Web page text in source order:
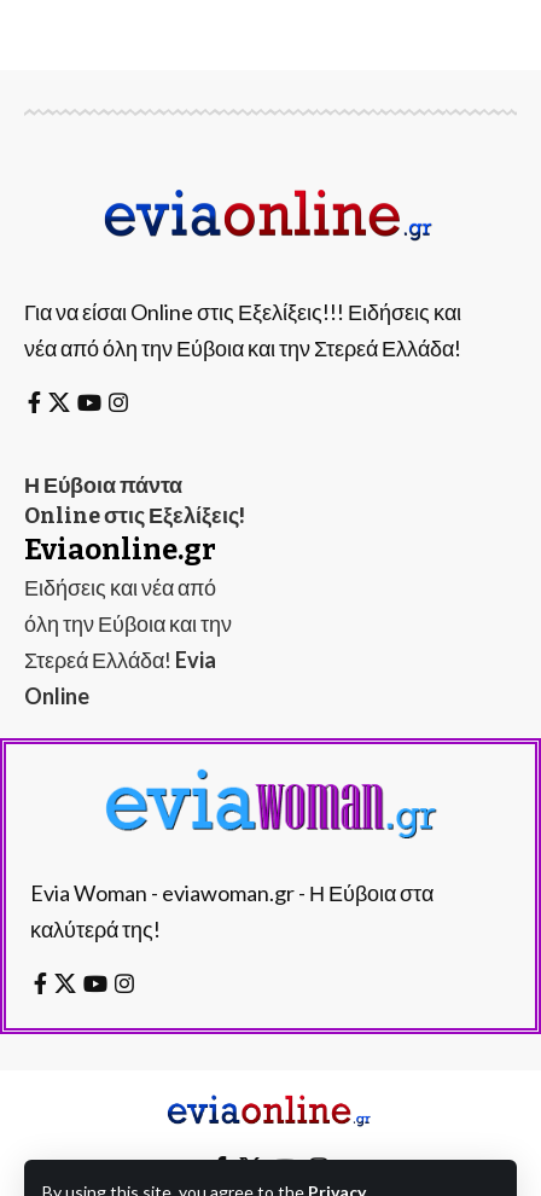
By using this site, you agree to the Privacy
Για να είσαι Online στις Εξελίξεις!!! Ειδήσεις και
νέα από όλη την Εύβοια και την Στερεά Ελλάδα!
Η Εύβοια πάντα
Online στις Εξελίξεις!
Eviaonline.gr
Ειδήσεις και νέα από
όλη την Εύβοια και την
Στερεά Ελλάδα! Evia
Online
Evia Woman - eviawoman.gr - Η Εύβοια στα
καλύτερά της!